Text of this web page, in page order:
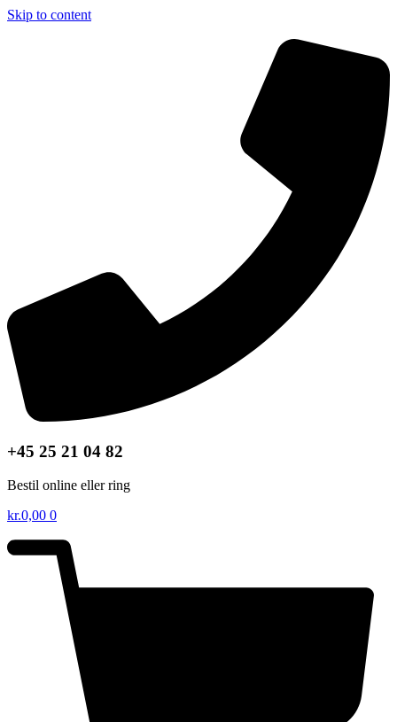
Skip to content
+45 25 21 04 82
Bestil online eller ring
kr.0,00 0